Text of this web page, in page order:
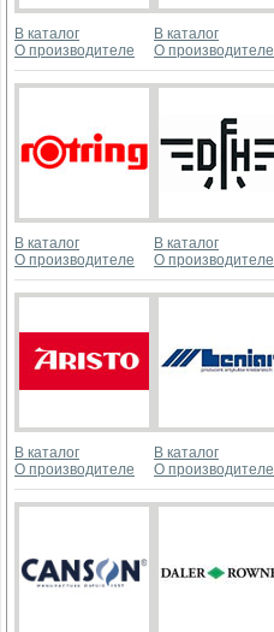
В каталог
О производителе
В каталог
О производителе
В каталог
О производителе
В каталог
О производителе
В каталог
О производителе
В каталог
О производителе